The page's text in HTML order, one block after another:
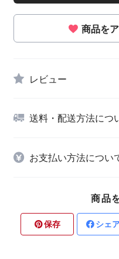
商品を
レビュー
送料・配送方法につ
お支払い方法につい
商品
保存 シェ